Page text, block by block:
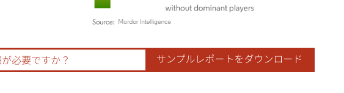
画像 © Mordor Intelligence。再利用にはCC BY 4.0の表示が必要です。